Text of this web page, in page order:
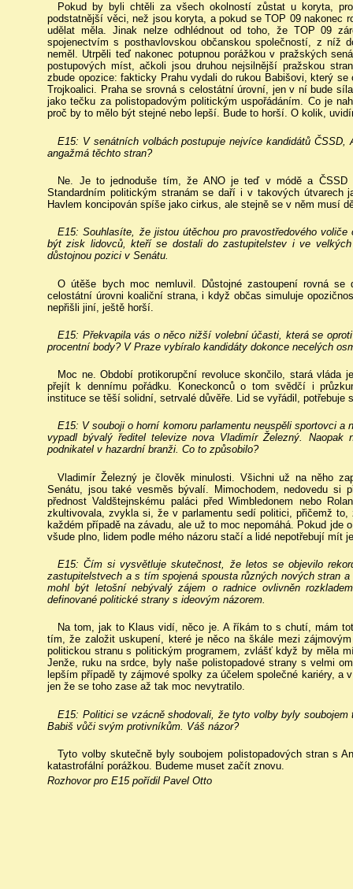
Pokud by byli chtěli za všech okolností zůstat u koryta,
podstatnější věci, než jsou koryta, a pokud se TOP 09 nakonec
udělat měla. Jinak nelze odhlédnout od toho, že TOP 09
spojenectvím s posthavlovskou občanskou společností, z níž
neměl. Utrpěli teď nakonec potupnou porážkou v pražských
postupových míst, ačkoli jsou druhou nejsilnější pražskou
zbude opozice: fakticky Prahu vydali do rukou Babišovi, který
Trojkoalici. Praha se srovná s celostátní úrovní, jen v ní bude
jako tečku za polistopadovým politickým uspořádáním. Co je
proč by to mělo být stejné nebo lepší. Bude to horší. O kolik,
E15: V senátních volbách postupuje nejvíce kandidátů
angažmá těchto stran?
Ne. Je to jednoduše tím, že ANO je teď v módě a ČSSD
Standardním politickým stranám se daří i v takových útvarech
Havlem koncipován spíše jako cirkus, ale stejně se v něm musí
E15: Souhlasíte, že jistou útěchou pro pravostředového
být zisk lidovců, kteří se dostali do zastupitelstev i ve
důstojnou pozici v Senátu.
O útěše bych moc nemluvil. Důstojné zastoupení rovná
celostátní úrovni koaliční strana, i když občas simuluje
nepřišli jiní, ještě horší.
E15: Překvapila vás o něco nižší volební účasti, která se
procentní body? V Praze vybíralo kandidáty dokonce necelých
Moc ne. Období protikorupční revoluce skončilo, stará vláda
přejít k dennímu pořádku. Koneckonců o tom svědčí i
instituce se těší solidní, setrvalé důvěře. Lid se vyřádil, potřebuje
E15: V souboji o horní komoru parlamentu neuspěli sportovci a
vypadl bývalý ředitel televize nova Vladimír Železný. Naopak
podnikatel v hazardní branži. Co to způsobilo?
Vladimír Železný je člověk minulosti. Všichni už na něho
Senátu, jsou také vesměs bývalí. Mimochodem, nedovedu si
přednost Valdštejnskému paláci před Wimbledonem nebo
zkultivovala, zvykla si, že v parlamentu sedí politici, přičemž
každém případě na závadu, ale už to moc nepomáhá. Pokud jde
všude plno, lidem podle mého názoru stačí a lidé nepotřebují mít
E15: Čím si vysvětluje skutečnost, že letos se objevilo
zastupitelstvech a s tím spojená spousta různých nových stran
mohl být letošní nebývalý zájem o radnice ovlivněn
definované politické strany s ideovým názorem.
Na tom, jak to Klaus vidí, něco je. A říkám to s chutí, mám
tím, že založit uskupení, které je něco na škále mezi
politickou stranu s politickým programem, zvlášť když by měla
Jenže, ruku na srdce, byly naše polistopadové strany s velmi
lepším případě ty zájmové spolky za účelem společné kariéry,
jen že se toho zase až tak moc nevytratilo.
E15: Politici se vzácně shodovali, že tyto volby byly
Babiš vůči svým protivníkům. Váš názor?
Tyto volby skutečně byly soubojem polistopadových stran s
katastrofální porážkou. Budeme muset začít znovu.
Rozhovor pro E15 pořídil Pavel Otto